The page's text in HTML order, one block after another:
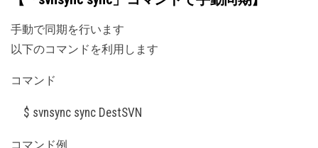
手動で同期を行います
以下のコマンドを利用します
コマンド
$ svnsync sync DestSVN
コマンド例